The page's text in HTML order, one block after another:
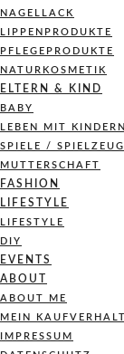
NAGELLACK
LIPPENPRODUKTE
PFLEGEPRODUKTE
NATURKOSMETIK
ELTERN & KIND
BABY
LEBEN MIT KINDERN
SPIELE / SPIELZEUG
MUTTERSCHAFT
FASHION
LIFESTYLE
LIFESTYLE
DIY
EVENTS
ABOUT
ABOUT ME
MEIN
IMPRESSUM